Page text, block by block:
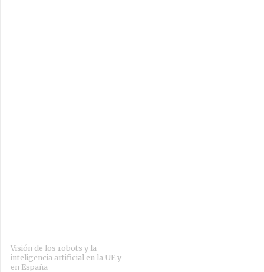
Visión de los robots y la
inteligencia artificial en la UE y
en España